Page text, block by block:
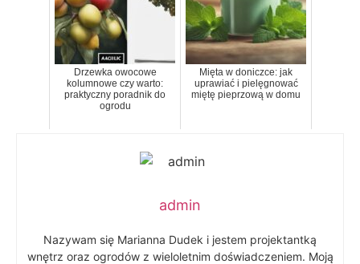
Drzewka owocowe
kolumnowe czy warto:
praktyczny poradnik do
ogrodu
Mięta w doniczce: jak
uprawiać i pielęgnować
miętę pieprzową w domu
admin
Nazywam się Marianna Dudek i jestem projektantką
wnętrz oraz ogrodów z wieloletnim doświadczeniem. Moją